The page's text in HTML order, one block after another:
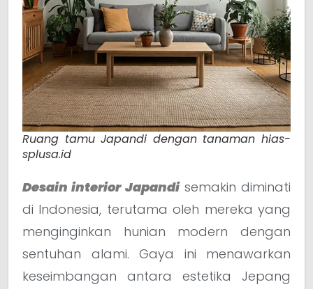
Ruang tamu Japandi dengan tanaman hias-
splusa.id
Desain interior Japandi semakin diminati
di Indonesia, terutama oleh mereka yang
menginginkan hunian modern dengan
sentuhan alami. Gaya ini menawarkan
keseimbangan antara estetika Jepang